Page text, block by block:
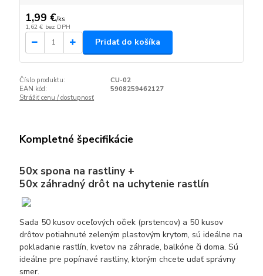
1,99 €/ks
1,62 € bez DPH
Pridať do košíka
Číslo produktu:
CU-02
EAN kód:
5908259462127
Strážiť cenu / dostupnosť
Kompletné špecifikácie
50x spona na rastliny +
50x záhradný drôt na uchytenie rastlín
Sada 50 kusov oceľových očiek (prstencov) a 50 kusov
drôtov potiahnuté zeleným plastovým krytom, sú ideálne na
pokladanie rastlín, kvetov na záhrade, balkóne či doma. Sú
ideálne pre popínavé rastliny, ktorým chcete udať správny
smer.